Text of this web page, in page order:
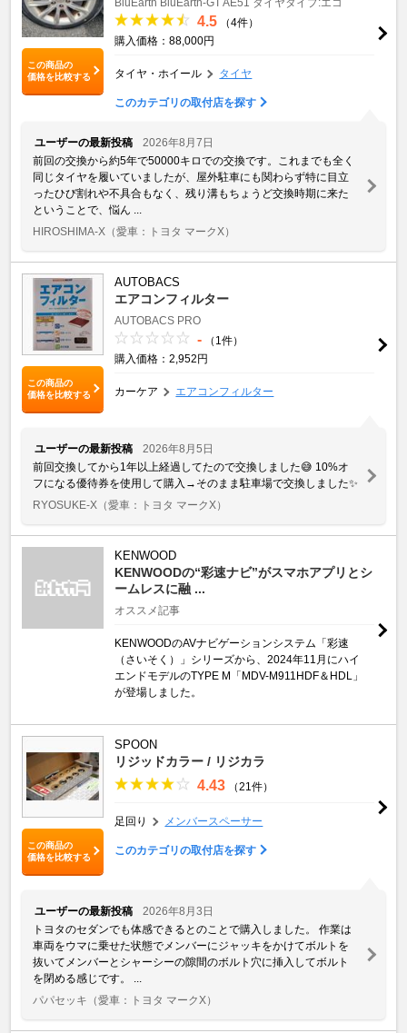
この商品の
価格を比較する
4.5
（4件）
購入価格：88,000円
タイヤ・ホイール タイヤ
このカテゴリの取付店を探す
ユーザーの最新投稿
2026年8月7日
前回の交換から約5年で50000キロでの交換です。これまでも全く
同じタイヤを履いていましたが、屋外駐車にも関わらず特に目立
ったひび割れや不具合もなく、残り溝もちょうど交換時期に来た
ということで、悩ん ...
HIROSHIMA-X （愛車：トヨタ マークX）
この商品の
価格を比較する
AUTOBACS
エアコンフィルター
AUTOBACS PRO
-
（1件）
購入価格：2,952円
カーケア エアコンフィルター
ユーザーの最新投稿
2026年8月5日
前回交換してから1年以上経過してたので交換しました😅 10%オ
フになる優待券を使用して購入→そのまま駐車場で交換しました✨️
RYOSUKE-X （愛車：トヨタ マークX）
KENWOOD
KENWOODの“彩速ナビ”がスマホアプリとシ
ームレスに融 ...
オススメ記事
KENWOODのAVナビゲーションシステム「彩速
（さいそく）」シリーズから、2024年11月にハイ
エンドモデルのTYPE M「MDV-M911HDF＆HDL」
が登場しました。
この商品の
価格を比較する
SPOON
リジッドカラー / リジカラ
4.43 （21件）
足回り メンバースペーサー
このカテゴリの取付店を探す
ユーザーの最新投稿
2026年8月3日
トヨタのセダンでも体感できるとのことで購入しました。 作業は
車両をウマに乗せた状態でメンバーにジャッキをかけてボルトを
抜いてメンバーとシャーシーの隙間のボルト穴に挿入してボルト
を閉める感じです。 ...
パパセッキ （愛車：トヨタ マークX）